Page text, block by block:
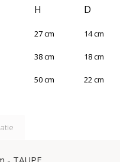
H D
27cm 14cm
38cm 18cm
50cm 22cm
- TAUPE